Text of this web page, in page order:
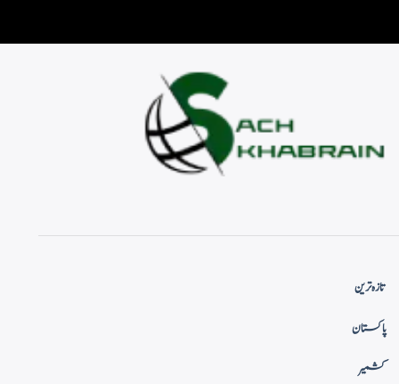
تازہ ترین
پاکستان
کشمیر